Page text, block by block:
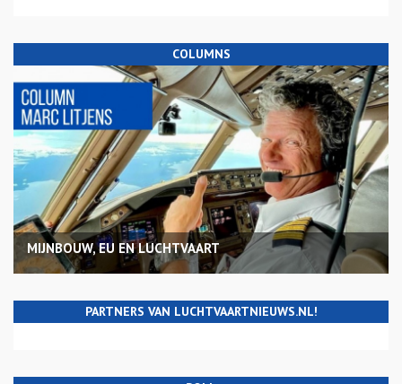
COLUMNS
MIJNBOUW, EU EN LUCHTVAART
PARTNERS VAN LUCHTVAARTNIEUWS.NL!